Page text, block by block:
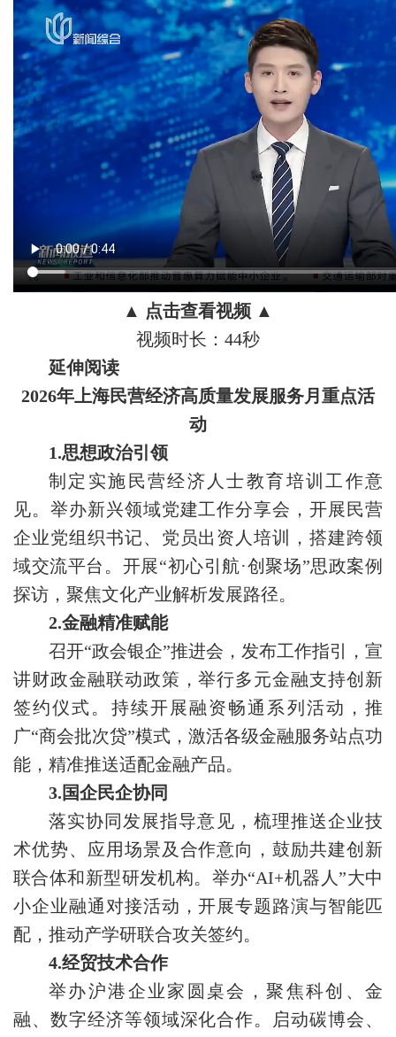
▲ 点击查看视频 ▲
视频时长：44秒
延伸阅读
2026年上海民营经济高质量发展服务月重点活
动
1.思想政治引领
制定实施民营经济人士教育培训工作意
见。举办新兴领域党建工作分享会，开展民营
企业党组织书记、党员出资人培训，搭建跨领
域交流平台。开展“初心引航·创聚场”思政案例
探访，聚焦文化产业解析发展路径。
2.金融精准赋能
召开“政会银企”推进会，发布工作指引，宣
讲财政金融联动政策，举行多元金融支持创新
签约仪式。持续开展融资畅通系列活动，推
广“商会批次贷”模式，激活各级金融服务站点功
能，精准推送适配金融产品。
3.国企民企协同
落实协同发展指导意见，梳理推送企业技
术优势、应用场景及合作意向，鼓励共建创新
联合体和新型研发机构。举办“AI+机器人”大中
小企业融通对接活动，开展专题路演与智能匹
配，推动产学研联合攻关签约。
4.经贸技术合作
举办沪港企业家圆桌会，聚焦科创、金
融、数字经济等领域深化合作。启动碳博会、